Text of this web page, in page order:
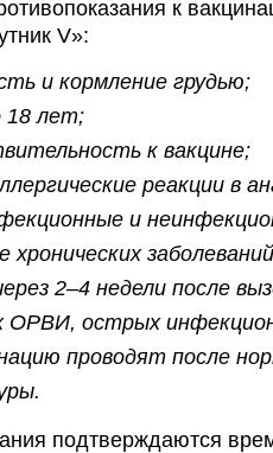
к
V»:
и кормление грудью;
18 лет;
к вакцине;
реакции в
и
хронических
2–4 недели после
острых
проводят после
подтверждаются